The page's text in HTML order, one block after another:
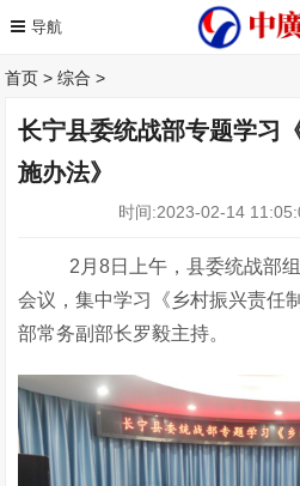
首页 >综合 >
长宁县委统战部专题学习
施办法》
时间:2023-02-14
2月8日上午，县委统战部
会议，集中学习《乡村振兴责任
部常务副部长罗毅主持。